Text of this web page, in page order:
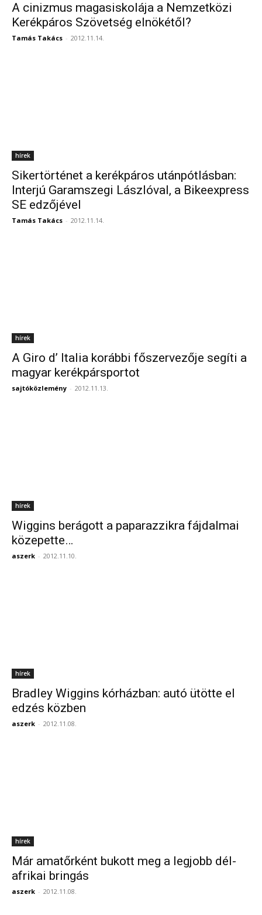
A cinizmus magasiskolája a Nemzetközi
Kerékpáros Szövetség elnökétől?
Tamás Takács - 2012.11.14.
hírek
Sikertörténet a kerékpáros utánpótlásban:
Interjú Garamszegi Lászlóval, a Bikeexpress
SE edzőjével
Tamás Takács - 2012.11.14.
hírek
A Giro d’ Italia korábbi főszervezője segíti a
magyar kerékpársportot
sajtóközlemény - 2012.11.13.
hírek
Wiggins berágott a paparazzikra fájdalmai
közepette…
aszerk - 2012.11.10.
hírek
Bradley Wiggins kórházban: autó ütötte el
edzés közben
aszerk - 2012.11.08.
hírek
Már amatőrként bukott meg a legjobb dél-
afrikai bringás
aszerk - 2012.11.08.